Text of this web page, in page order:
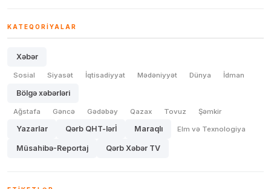
KATEQORIYALAR
Xəbər
Sosial Siyasət İqtisadiyyat Mədəniyyət Dünya İdman
Bölgə xəbərləri
Ağstafa Gəncə Gədəbəy Qazax Tovuz Şəmkir
Yazarlar Qərb QHT-lərİ Maraqlı Elm və Texnologiya
Müsahibə-Reportaj Qərb Xəbər TV